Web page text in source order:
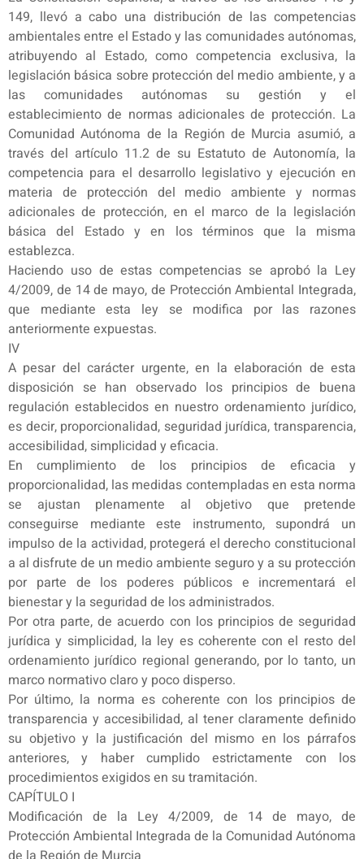
149, llevó a cabo una distribución de las competencias
ambientales entre el Estado y las comunidades autónomas,
atribuyendo al Estado, como competencia exclusiva, la
legislación básica sobre protección del medio ambiente, y a
las comunidades autónomas su gestión y el
establecimiento de normas adicionales de protección. La
Comunidad Autónoma de la Región de Murcia asumió, a
través del artículo 11.2 de su Estatuto de Autonomía, la
competencia para el desarrollo legislativo y ejecución en
materia de protección del medio ambiente y normas
adicionales de protección, en el marco de la legislación
básica del Estado y en los términos que la misma
establezca.
Haciendo uso de estas competencias se aprobó la Ley
4/2009, de 14 de mayo, de Protección Ambiental Integrada,
que mediante esta ley se modifica por las razones
anteriormente expuestas.
IV
A pesar del carácter urgente, en la elaboración de esta
disposición se han observado los principios de buena
regulación establecidos en nuestro ordenamiento jurídico,
es decir, proporcionalidad, seguridad jurídica, transparencia,
accesibilidad, simplicidad y eficacia.
En cumplimiento de los principios de eficacia y
proporcionalidad, las medidas contempladas en esta norma
se ajustan plenamente al objetivo que pretende
conseguirse mediante este instrumento, supondrá un
impulso de la actividad, protegerá el derecho constitucional
a al disfrute de un medio ambiente seguro y a su protección
por parte de los poderes públicos e incrementará el
bienestar y la seguridad de los administrados.
Por otra parte, de acuerdo con los principios de seguridad
jurídica y simplicidad, la ley es coherente con el resto del
ordenamiento jurídico regional generando, por lo tanto, un
marco normativo claro y poco disperso.
Por último, la norma es coherente con los principios de
transparencia y accesibilidad, al tener claramente definido
su objetivo y la justificación del mismo en los párrafos
anteriores, y haber cumplido estrictamente con los
procedimientos exigidos en su tramitación.
CAPÍTULO I
Modificación de la Ley 4/2009, de 14 de mayo, de
Protección Ambiental Integrada de la Comunidad Autónoma